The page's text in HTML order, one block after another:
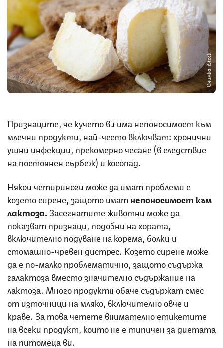
Снимка: iStock
Признаците, че кучето ви има непоносимост към
млечни продукти, най-често включват: хронични
ушни инфекции, прекомерно чесане (в следствие
на постоянен сърбеж) и косопад.
Някои четириноги може да имат проблеми с
козето сирене, защото имат непоносимост към
лактоза. Засегнатите животни може да
показват признаци, подобни на хората,
включително подуване на корема, болки и
стомашно-чревен дистрес. Козето сирене може
да е по-малко проблематично, защото съдържа
галактоза вместо значително съдържание на
лактоза. Много продукти обаче съдържат смес
от източници на мляко, включително овче и
краве. За това четете внимателно етикетите
на всеки продукт, който не е типичен за диетата
на питомеца ви.